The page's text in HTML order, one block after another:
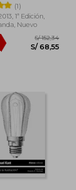
55%
(1)
1ª Edición,
Nuevo